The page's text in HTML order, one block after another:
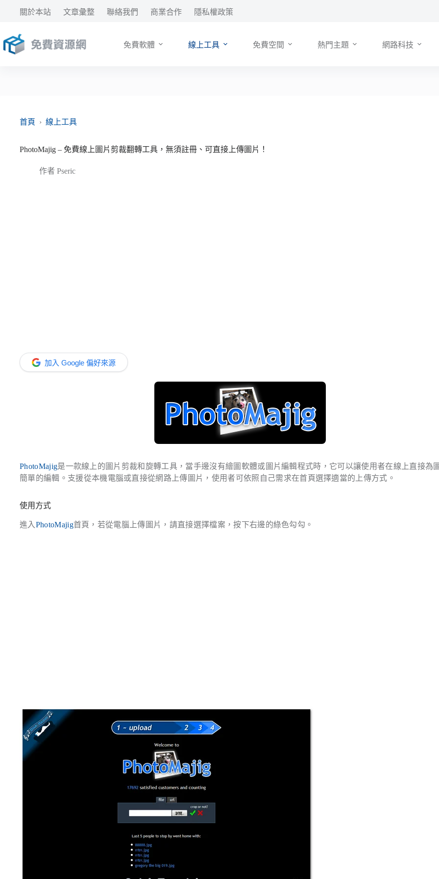
要
內
關於本站 文章彙整 聯絡我們 商業合作 隱私權政策
免費軟體 線上工具 免費空間 熱門主題 網路科技
首頁 › 線上工具
PhotoMajig – 免費線上圖片剪裁翻轉工具，無須註冊、可直接上傳圖片！
作者 Pseric
加入 Google 偏好來源
PhotoMajig是一款線上的圖片剪裁和旋轉工具，當手邊沒有繪圖軟體或圖片編輯程式時，它可以讓使用者在線上直接為
簡單的編輯。支援從本機電腦或直接從網路上傳圖片，使用者可依照自己需求在首頁選擇適當的上傳方式。
使用方式
進入 PhotoMajig首頁，若從電腦上傳圖片，請直接選擇檔案，按下右邊的綠色勾勾。